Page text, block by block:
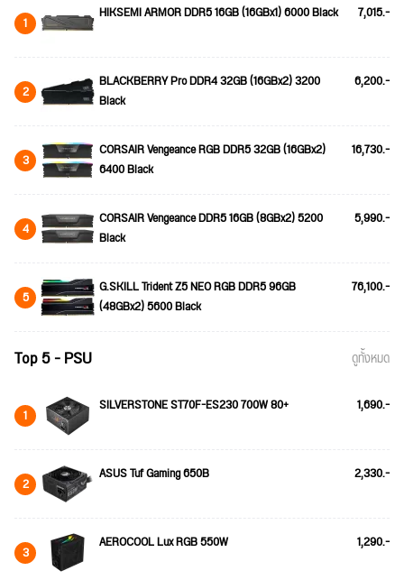
1 HIKSEMI ARMOR DDR5 16GB (16GBx1) 6000 Black 7,015.-
2
BLACKBERRY Pro DDR4 32GB (16GBx2) 3200
Black
6,200.-
3
CORSAIR Vengeance RGB DDR5 32GB (16GBx2)
6400 Black
16,730.-
4
CORSAIR Vengeance DDR5 16GB (8GBx2) 5200
Black
5,990.-
5
G.SKILL Trident Z5 NEO RGB DDR5 96GB
(48GBx2) 5600 Black
76,100.-
Top 5 - PSU ดูทั้งหมด
1 SILVERSTONE ST70F-ES230 700W 80+ 1,690.-
2 ASUS Tuf Gaming 650B 2,330.-
3 AEROCOOL Lux RGB 550W 1,290.-